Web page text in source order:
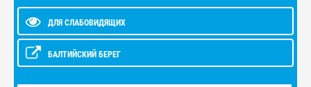
ДЛЯ СЛАБОВИДЯЩИХ
БАЛТИЙСКИЙ БЕРЕГ